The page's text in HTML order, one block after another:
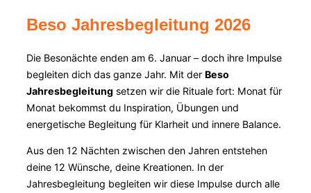
Beso Jahresbegleitung 2026
Die Besonächte enden am 6. Januar – doch ihre Impulse
begleiten dich das ganze Jahr. Mit der Beso
Jahresbegleitung setzen wir die Rituale fort: Monat für
Monat bekommst du Inspiration, Übungen und
energetische Begleitung für Klarheit und innere Balance.
Aus den 12 Nächten zwischen den Jahren entstehen
deine 12 Wünsche, deine Kreationen. In der
Jahresbegleitung begleiten wir diese Impulse durch alle